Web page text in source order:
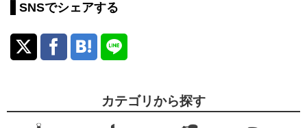
SNSでシェアする
カテゴリから探す